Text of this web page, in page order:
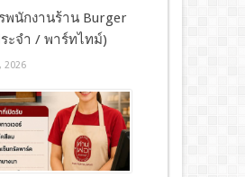
พนักงานร้าน Burger
ะจำ / พาร์ทไทม์)
2026